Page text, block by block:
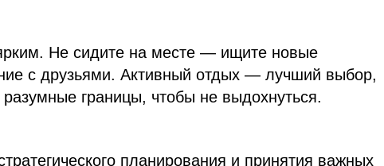
Не сидите на месте — ищите новые
с друзьями. Активный отдых — лучший выбор,
границы, чтобы не выдохнуться.
планирования и принятия важных